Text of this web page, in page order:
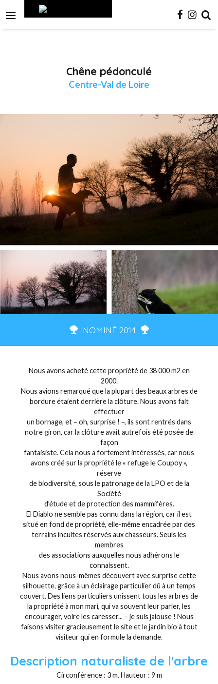
contenu.

Chêne pédonculé
Centre-Val de Loire
NOMINÉ 2014
Nous avons acheté cette propriété de 38 000 m2 en
2000.
Nous avions remarqué que la plupart des beaux arbres de
bordure étaient derrière la clôture. Nous avons fait
effectuer
un bornage, et – oh, surprise ! –, ils sont rentrés dans
notre giron, car la clôture avait autrefois été posée de
façon
fantaisiste. Cela nous a fortement intéressés, car nous
avons créé sur la propriété le « refuge le Coupoy »,
réserve
de biodiversité, sous le patronage de la LPO et de la
Société
d’étude et de protection des mammifères.
El Diablo ne semble pas connu dans la région, car il est
situé en fond de propriété, elle-même encadrée par des
terrains incultes réservés aux chasseurs. Seuls les
membres
des associations auxquelles nous adhérons le
connaissent.
Nous avons nous-mêmes découvert avec surprise cette
silhouette, grâce à un éclairage particulier dû à un temps
couvert. Des liens particuliers unissent tous les arbres de
la propriété à mon mari, qui va souvent leur parler, les
encourager, voire les caresser... – je suis jalouse ! Nous
faisons visiter gracieusement le site et le jardin bio à tout
visiteur qui en formule la demande.
Description naturaliste de l'arbre
Circonférence : 3 m. Hauteur : 9 m